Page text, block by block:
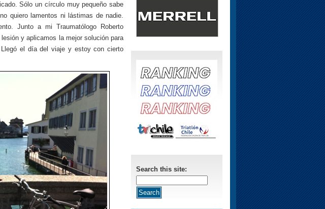
Sólo un círculo muy pequeño sabe
quiero lamentos ni lástimas de nadie.
Junto a mi Traumatólogo Roberto
y aplicamos la mejor solución para
el día del viaje y estoy con cierto
Search this site: